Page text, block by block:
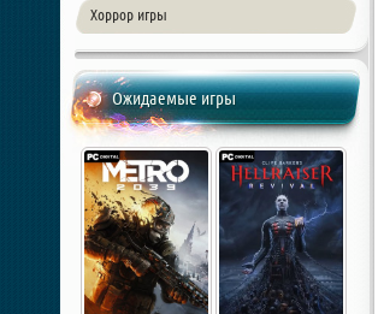
Хоррор игры
Ожидаемые игры